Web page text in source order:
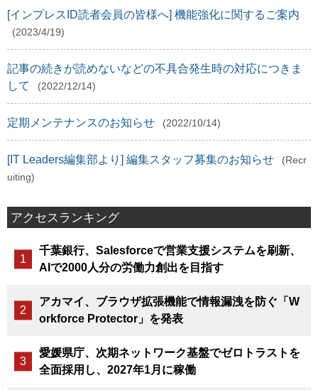
[インプレスID読者会員の皆様へ] 機能強化に関するご案内
(2023/4/19)
記事の続きが読めないなどの不具合発生時の対応につきま
して
(2022/12/14)
定期メンテナンスのお知らせ (2022/10/14)
[IT Leaders編集部より] 編集スタッフ募集のお知らせ
(Recr
uiting)
アクセスランキング
千葉銀行、Salesforceで営業支援システムを刷新、
AIで2000人分の労働力創出を目指す
アカマイ、ブラウザ拡張機能で情報漏洩を防ぐ「W
orkforce Protector」を発表
愛媛県庁、次期ネットワーク基盤でゼロトラストを
全面採用し、2027年1月に稼働